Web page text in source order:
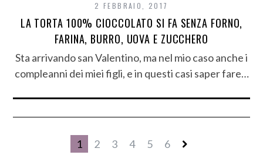
2 FEBBRAIO, 2017
LA TORTA 100% CIOCCOLATO SI FA SENZA FORNO,
FARINA, BURRO, UOVA E ZUCCHERO
Sta arrivando san Valentino, ma nel mio caso anche i
compleanni dei miei figli, e in questi casi saper fare…
1 2 3 4 5 6